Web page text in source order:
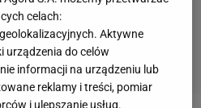
celach:
Aktywne
urządzenia do celów
informacji na urządzeniu lub
reklamy i treści, pomiar
i ulepszanie usług.